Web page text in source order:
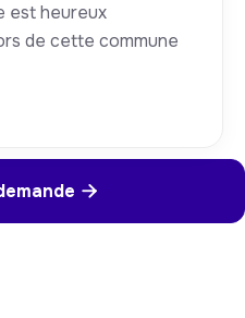
est heureux
de cette commune
